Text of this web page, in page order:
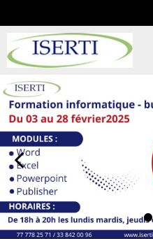
au
contenu
principal